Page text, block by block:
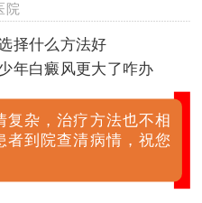
院
择什么方法好
年白癜风更大了咋办
复杂，治疗方法也不相
者到院查清病情，祝您